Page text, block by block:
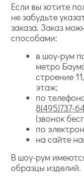
Если вы хотите
не забудьте
заказа. Заказ
способами:
в шоу-рум
метро
строение
этаж;
по
8(495)737-
(звонок
по
на сайте
В шоу-рум
образцы изделий.